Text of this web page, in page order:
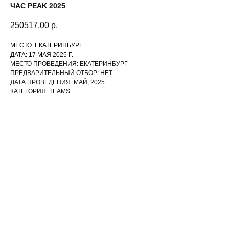
ЧАС PEAK 2025
250517,00 р.
МЕСТО: ЕКАТЕРИНБУРГ
ДАТА: 17 МАЯ 2025 Г.
МЕСТО ПРОВЕДЕНИЯ: ЕКАТЕРИНБУРГ
ПРЕДВАРИТЕЛЬНЫЙ ОТБОР: НЕТ
ДАТА ПРОВЕДЕНИЯ: МАЙ, 2025
КАТЕГОРИЯ: TEAMS